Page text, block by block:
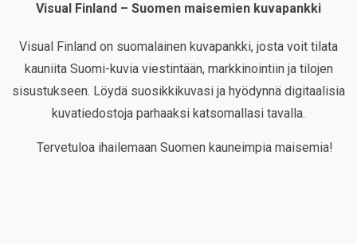
Visual Finland – Suomen maisemien kuvapankki
Visual Finland on suomalainen kuvapankki, josta voit tilata
kauniita Suomi-kuvia viestintään, markkinointiin ja tilojen
sisustukseen. Löydä suosikkikuvasi ja hyödynnä digitaalisia
kuvatiedostoja parhaaksi katsomallasi tavalla.
Tervetuloa ihailemaan Suomen kauneimpia maisemia!